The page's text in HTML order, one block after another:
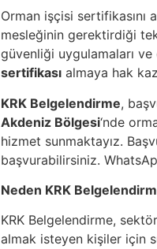
Orman işçisi
mesleğinin gerektirdiği
güvenliği uygulamaları ve
sertifikası almaya hak
KRK Belgelendirme,
Akdeniz Bölgesi‘nde
hizmet sunmaktayız.
başvurabilirsiniz.
Neden KRK
KRK Belgelendirme,
almak isteyen kişiler için